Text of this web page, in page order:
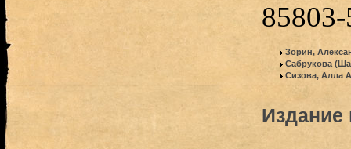
Зорин,
Сабрукова
Сизова, Алла
Издание